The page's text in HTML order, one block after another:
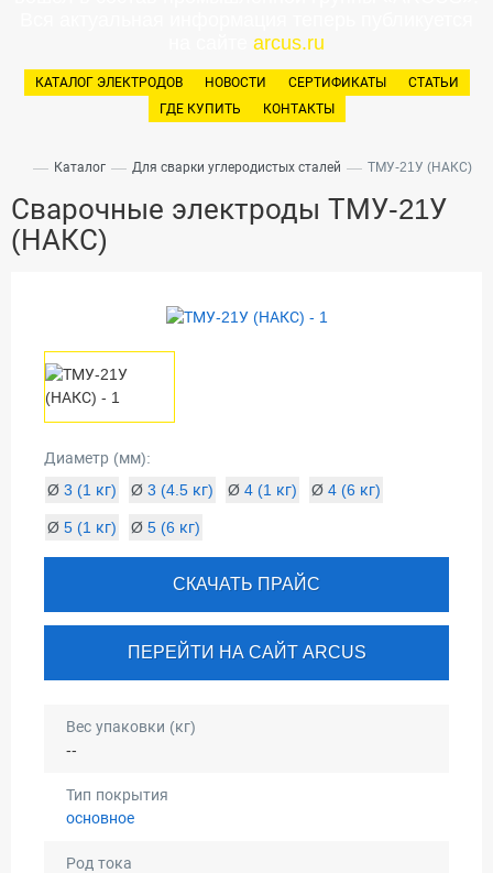
arcus.ru
КАТАЛОГ ЭЛЕКТРОДОВ НОВОСТИ СЕРТИФИКАТЫ
СТАТЬИ
ГДЕ КУПИТЬ
КОНТАКТЫ
— Каталог — Для сварки углеродистых сталей — ТМУ-21У (НАКС)
Сварочные электроды ТМУ-21У
(НАКС)
Диаметр (мм):
Ø 3 (1 кг) Ø 3 (4.5 кг) Ø 4 (1 кг) Ø 4 (6 кг)
Ø 5 (1 кг) Ø 5 (6 кг)
СКАЧАТЬ ПРАЙС
ПЕРЕЙТИ НА САЙТ ARCUS
Вес упаковки (кг)
--
Тип покрытия
основное
Род тока